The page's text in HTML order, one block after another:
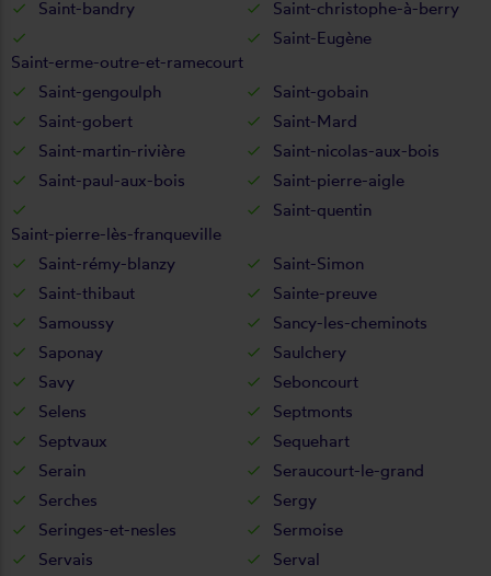
Saint-bandry Saint-christophe-à-berry
Saint-erme-outre-et-ramecourt
Saint-Eugène
Saint-gengoulph
Saint-gobain
Saint-gobert
Saint-Mard
Saint-martin-rivière
Saint-nicolas-aux-bois
Saint-paul-aux-bois
Saint-pierre-aigle
Saint-pierre-lès-franqueville
Saint-quentin
Saint-rémy-blanzy
Saint-Simon
Saint-thibaut
Sainte-preuve
Samoussy
Sancy-les-cheminots
Saponay
Saulchery
Savy
Seboncourt
Selens
Septmonts
Septvaux
Sequehart
Serain
Seraucourt-le-grand
Serches
Sergy
Seringes-et-nesles
Sermoise
Servais
Serval